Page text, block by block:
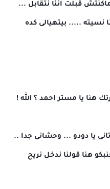
قبلت اننا نتقابل ...
نسيته ..... بيتهيالى كده
هنا يا مستر احمد ؟ الله !
يا دودو ... وحشانى جدا ..
هنا قولنا ندخل نريح